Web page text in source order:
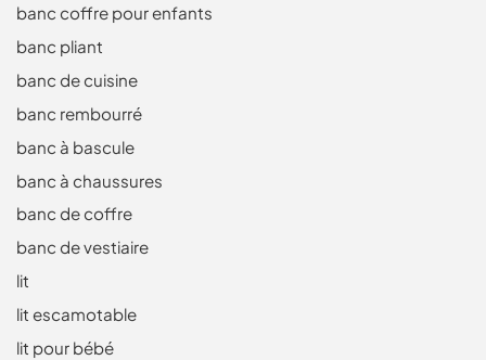
banc coffre pour enfants
banc pliant
banc de cuisine
banc rembourré
banc à bascule
banc à chaussures
banc de coffre
banc de vestiaire
lit
lit escamotable
lit pour bébé